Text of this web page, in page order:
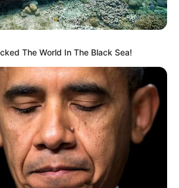
evento para el municipio
cultura es grande y sobre todo pone
a nivel mundial a Aracataca y se
a favor de arte y el legado de Gabo.
en lugares como la casa museo,
Árbol Casa museo, entre otros
realizando actividades entorno a
Ruíz.
Sánchez, líder del Grupo de
The World In The Black Sea!